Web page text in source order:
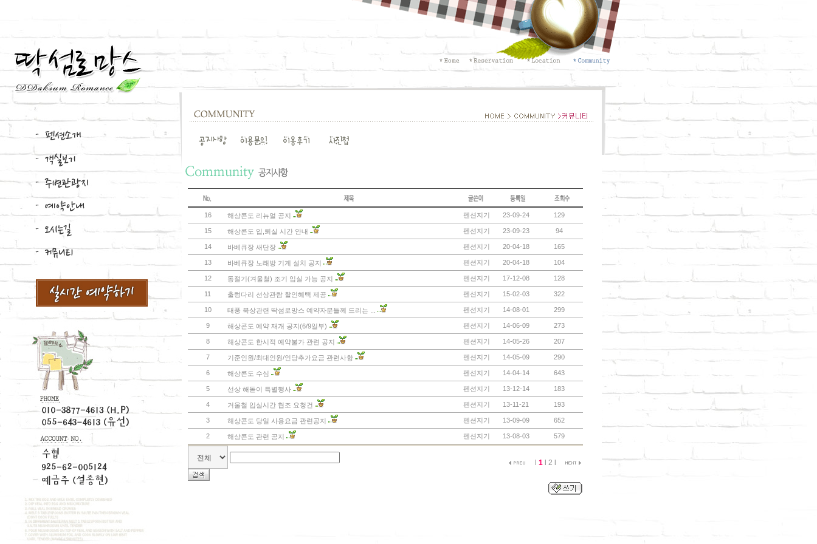
16 해상콘도 리뉴얼 공지 펜션지기 23-09-24 129
15 해상콘도 입,퇴실 시간 안내 펜션지기 23-09-23 94
14 바베큐장 새단장 펜션지기 20-04-18 165
13 바베큐장 노래방 기계 설치 공지 펜션지기 20-04-18 104
12 동절기(겨울철) 조기 입실 가능 공지 펜션지기 17-12-08 128
11 출렁다리 선상관람 할인혜택 제공 펜션지기 15-02-03 322
10 태풍 북상관련 딱섬로망스 예약자분들께 드리는 ... 펜션지기 14-08-01 299
9 해상콘도 예약 재개 공지(6/9일부) 펜션지기 14-06-09 273
8 해상콘도 한시적 예약불가 관련 공지 펜션지기 14-05-26 207
7 기준인원/최대인원/인당추가요금 관련사항 펜션지기 14-05-09 290
6 해상콘도 수심 펜션지기 14-04-14 643
5 선상 해돋이 특별행사 펜션지기 13-12-14 183
4 겨울철 입실시간 협조 요청건 펜션지기 13-11-21 193
3 해상콘도 당일 사용요금 관련공지 펜션지기 13-09-09 652
2 해상콘도 관련 공지 펜션지기 13-08-03 579
1 2